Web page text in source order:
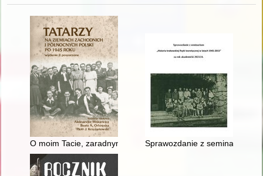
O moim Tacie, zaradnym "wilku morskim" i obieżyświacie
Sprawozdanie z seminarium